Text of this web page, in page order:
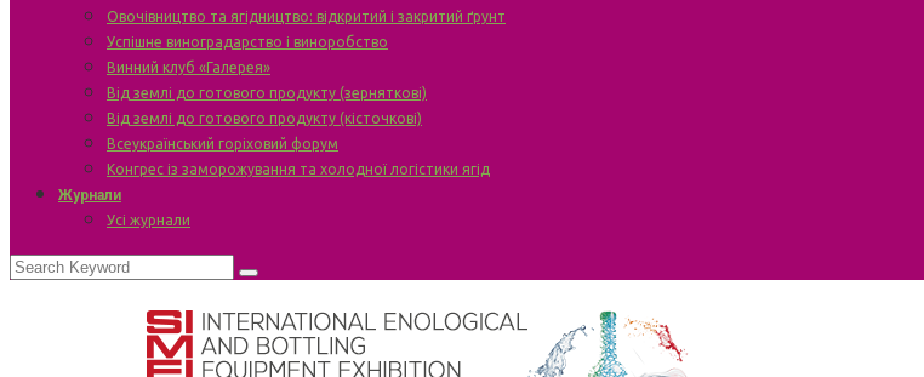
Овочівництво та ягідництво: відкритий і закритий ґрунт
Успішне виноградарство і виноробство
Винний клуб «Галерея»
Від землі до готового продукту (зерняткові)
Від землі до готового продукту (кісточкові)
Всеукраїнський горіховий форум
Конгрес із заморожування та холодної логістики ягід
Журнали
Усі журнали